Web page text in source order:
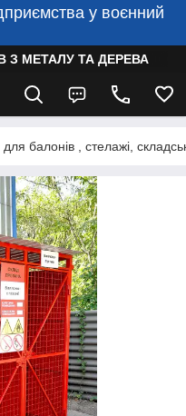
у воєнний
З МЕТАЛУ ТА ДЕРЕВА
балонів , стелажі,